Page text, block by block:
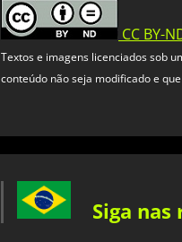
CC BY-
Textos e imagens licenciados sob
conteúdo não seja modificado e
Siga nas